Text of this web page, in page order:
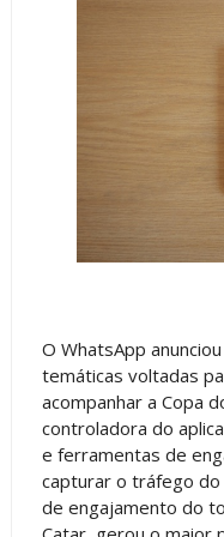
O WhatsApp
temáticas voltadas
acompanhar a Copa
controladora do
e ferramentas de
capturar o tráfego do
de engajamento do